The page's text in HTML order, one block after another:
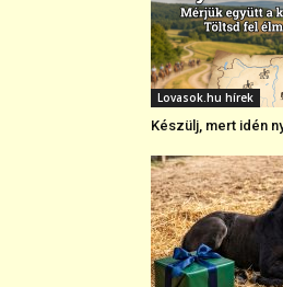
Lovasok.hu hírek
Készülj, mert idén